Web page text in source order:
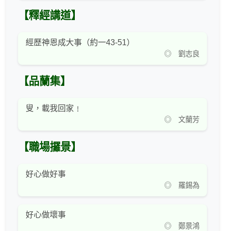
【釋經講道】
經歷神恩成大事（約一43-51）
◎ 劉志良
【品蘭集】
叟，載我回家﹗
◎ 文蘭芳
【職場攞景】
好心做好事
◎ 羅錫為
好心做壞事
◎ 鄭景鴻